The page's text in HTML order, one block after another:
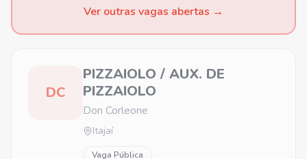
Ver outras vagas abertas →
DC
PIZZAIOLO / AUX. DE
PIZZAIOLO
Don Corleone
Itajaí
Vaga Pública